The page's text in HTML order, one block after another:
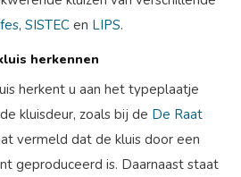
,SISTEC en LIPS.
herkennen
herkent u aan het typeplaatje
kluisdeur, zoals bij de De Raat
vermeld dat de kluis door een
geproduceerd is. Daarnaast staat